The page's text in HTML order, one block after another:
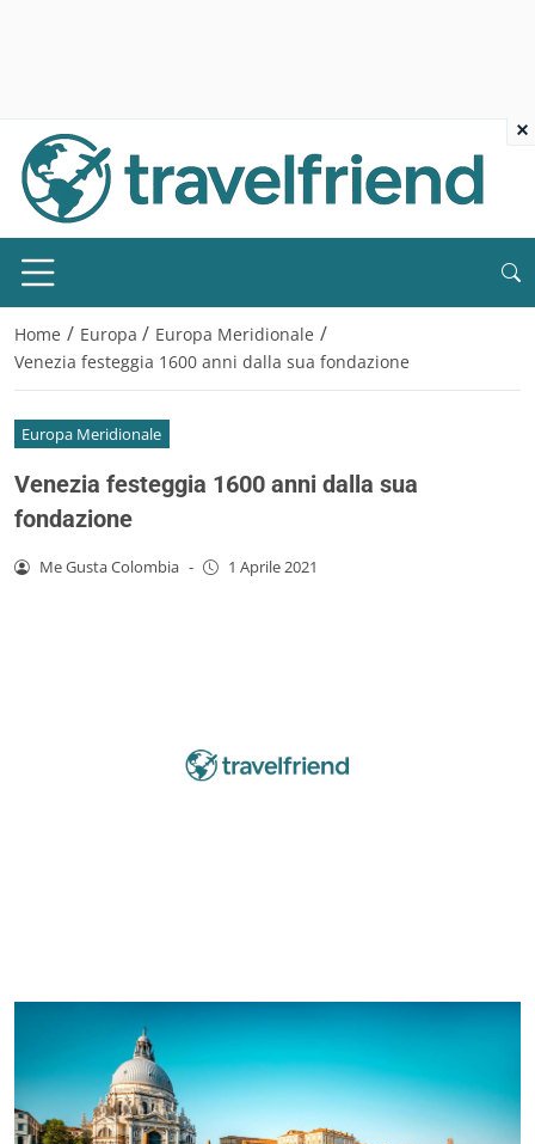
Home / Europa / Europa Meridionale /
Venezia festeggia 1600 anni dalla sua fondazione
Europa Meridionale
Venezia festeggia 1600 anni dalla sua
fondazione
Me Gusta Colombia - 1 Aprile 2021
×